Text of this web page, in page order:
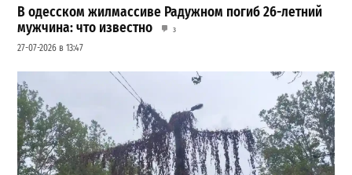
В одесском жилмассиве Радужном погиб 26-летний
мужчина: что известно
3
27-07-2026 в 13:47